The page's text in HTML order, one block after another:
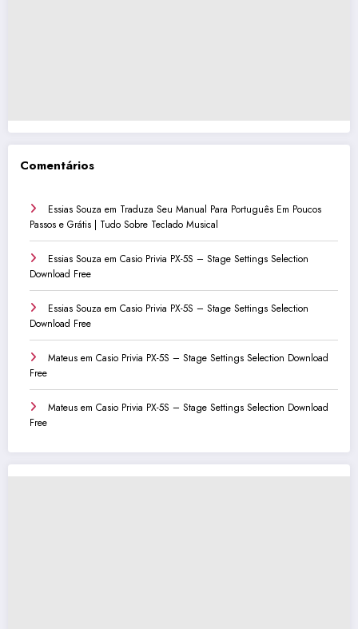
Comentários
Essias Souza em Traduza Seu Manual Para Português Em Poucos
Passos e Grátis | Tudo Sobre Teclado Musical
Essias Souza em Casio Privia PX-5S – Stage Settings Selection
Download Free
Essias Souza em Casio Privia PX-5S – Stage Settings Selection
Download Free
Mateus em Casio Privia PX-5S – Stage Settings Selection Download
Free
Mateus em Casio Privia PX-5S – Stage Settings Selection Download
Free